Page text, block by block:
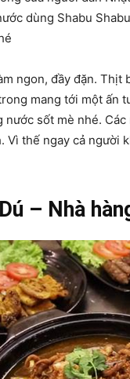
dùng Shabu
ngon, đầy đặn.
mang tới một ấn
sốt mè nhé.
Vì thế ngay cả người
– Nhà